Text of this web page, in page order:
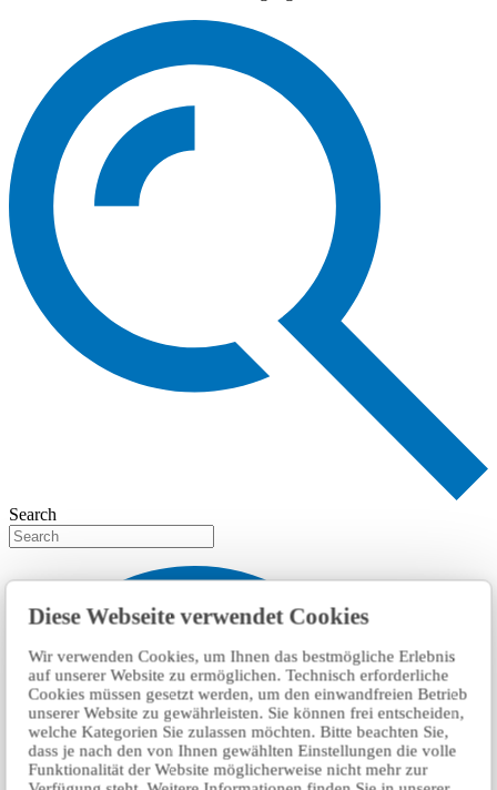
Diese Webseite verwendet Cookies
Wir verwenden Cookies, um Ihnen das bestmögliche Erlebnis
auf unserer Website zu ermöglichen. Technisch erforderliche
Cookies müssen gesetzt werden, um den einwandfreien Betrieb
unserer Website zu gewährleisten. Sie können frei entscheiden,
welche Kategorien Sie zulassen möchten. Bitte beachten Sie,
dass je nach den von Ihnen gewählten Einstellungen die volle
Funktionalität der Website möglicherweise nicht mehr zur
Search